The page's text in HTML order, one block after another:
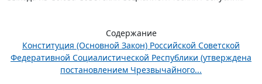
Содержание
Конституция (Основной Закон) Российской Советской
Федеративной Социалистической Республики (утверждена
постановлением Чрезвычайного...